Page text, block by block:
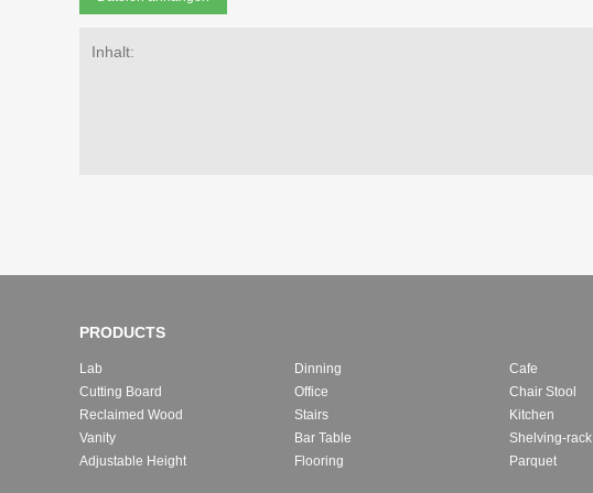
PRODUCTS
Lab Dinning
Cafe
Cutting Board
Office
Chair Stool
Reclaimed Wood
Stairs
Kitchen
Vanity
Bar Table
Shelving-rack
Adjustable Height
Flooring Parquet